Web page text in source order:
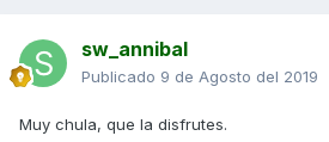
sw_annibal
Publicado 9 de Agosto del 2019
Muy chula, que la disfrutes.